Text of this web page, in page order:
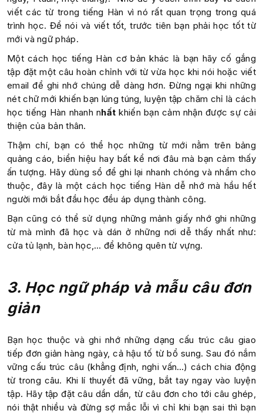
viết các từ trong tiếng Hàn vì nó rất quan trọng trong quá
trình học. Để nói và viết tốt, trước tiên bạn phải học tốt từ
mới và ngữ pháp.
Một cách học tiếng Hàn cơ bản khác là bạn hãy cố gắng
tập đặt một câu hoàn chỉnh với từ vừa học khi nói hoặc viết
email để ghi nhớ chúng dễ dàng hơn. Đừng ngại khi những
nét chữ mới khiến bạn lúng túng, luyện tập chăm chỉ là cách
học tiếng Hàn nhanh nhất khiến bạn cảm nhận được sự cải
thiện của bản thân.
Thậm chí, bạn có thể học những từ mới nằm trên bảng
quảng cáo, biển hiệu hay bất kể nơi đâu mà bạn cảm thấy
ấn tượng. Hãy dùng sổ để ghi lại nhanh chóng và nhẩm cho
thuộc, đây là một cách học tiếng Hàn dễ nhớ mà hầu hết
người mới bắt đầu học đều áp dụng thành công.
Bạn cũng có thể sử dụng những mảnh giấy nhớ ghi những
từ mà mình đã học và dán ở những nơi dễ thấy nhất như:
cửa tủ lạnh, bàn học,… để không quên từ vựng.
3. Học ngữ pháp và mẫu câu đơn
giản
Bạn học thuộc và ghi nhớ những dạng cấu trúc câu giao
tiếp đơn giản hàng ngày, cả hậu tố từ bổ sung. Sau đó nắm
vững cấu trúc câu (khẳng định, nghi vấn…) cách chia động
từ trong câu. Khi lí thuyết đã vững, bắt tay ngay vào luyện
tập. Hãy tập đặt câu dần dần, từ câu đơn cho tới câu ghép,
nói thật nhiều và đừng sợ mắc lỗi vì chỉ khi bạn sai thì bạn